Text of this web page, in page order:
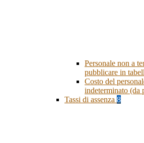
Personale non a
pubblicare in
Costo del
indeterminato (da
Tassi di assenza 8